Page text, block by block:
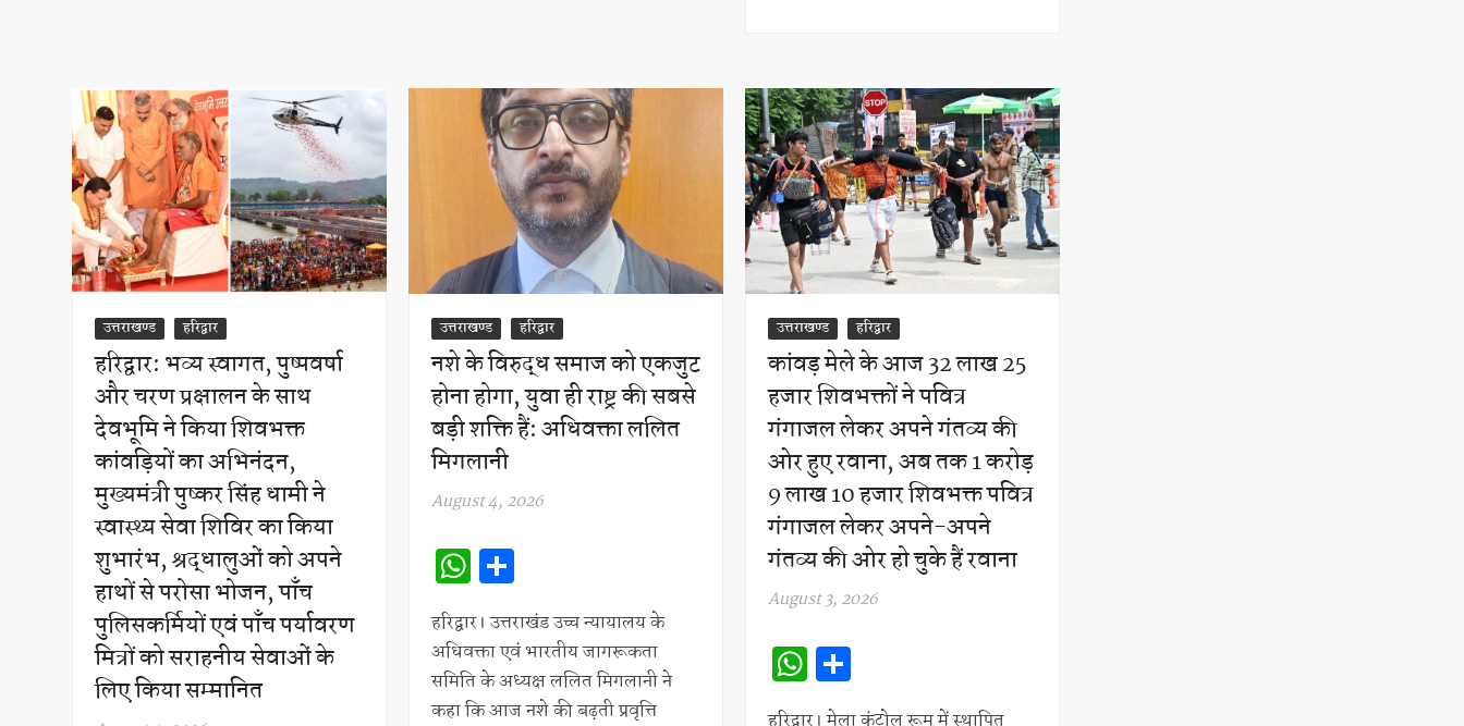
उत्तराखण्ड हरिद्वार
हरिद्वार: भव्य स्वागत, पुष्पवर्षा
और चरण प्रक्षालन के साथ
देवभूमि ने किया शिवभक्त
कांवड़ियों का अभिनंदन,
मुख्यमंत्री पुष्कर सिंह धामी ने
स्वास्थ्य सेवा शिविर का किया
शुभारंभ, श्रद्धालुओं को अपने
हाथों से परोसा भोजन, पाँच
पुलिसकर्मियों एवं पाँच पर्यावरण
मित्रों को सराहनीय सेवाओं के
लिए किया सम्मानित
उत्तराखण्ड हरिद्वार
नशे के विरुद्ध समाज को एकजुट
होना होगा, युवा ही राष्ट्र की सबसे
बड़ी शक्ति हैं: अधिवक्ता ललित
मिगलानी
August 4, 2026
W
h
at
s
A
h
ar
e
हरिद्वार। उत्तराखंड उच्च न्यायालय के
अधिवक्ता एवं भारतीय जागरूकता
समिति के अध्यक्ष ललित मिगलानी ने
कहा कि आज नशे की बढ़ती प्रवृत्ति
उत्तराखण्ड हरिद्वार
कांवड़ मेले के आज 32 लाख 25
हजार शिवभक्तों ने पवित्र
गंगाजल लेकर अपने गंतव्य की
ओर हुए रवाना, अब तक 1 करोड़
9 लाख 10 हजार शिवभक्त पवित्र
गंगाजल लेकर अपने-अपने
गंतव्य की ओर हो चुके हैं रवाना
August 3, 2026
W
h h